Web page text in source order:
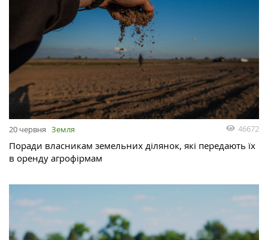
20 червня Земля 46672
Поради власникам земельних ділянок, які передають їх
в оренду агрофірмам